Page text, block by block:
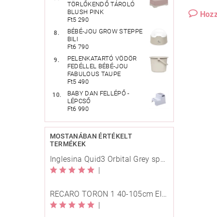
TÖRLŐKENDŐ TÁROLÓ
BLUSH PINK
Ft5 290
BÉBÉ-JOU GROW STEPPE
BILI
Ft6 790
PELENKATARTÓ VÖDÖR
FEDÉLLEL BÉBÉ-JOU
FABULOUS TAUPE
Ft5 490
BABY DAN FELLÉPŐ -
LÉPCSŐ
Ft6 990
MOSTANÁBAN ÉRTÉKELT
TERMÉKEK
Inglesina Quid3 Orbital Grey sport babakocsi
RECARO TORON 1 40-105cm Elegant Beige